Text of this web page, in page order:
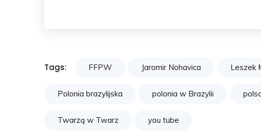
Tags: FFPW Jaromir Nohavica Leszek
Polonia brazylijska polonia w Brazylii
Twarzą w Twarz you tube